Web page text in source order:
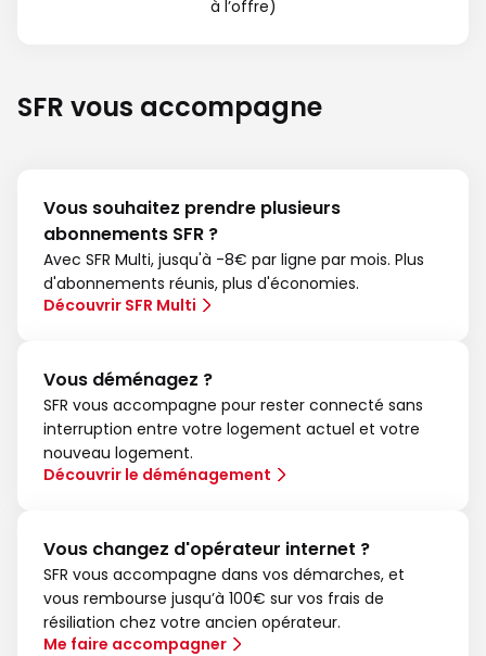
à l’offre)
SFR vous accompagne
Vous souhaitez prendre plusieurs
abonnements SFR ?
Avec SFR Multi, jusqu'à -8€ par ligne par mois. Plus
d'abonnements réunis, plus d'économies.
Découvrir SFR Multi
Vous déménagez ?
SFR vous accompagne pour rester connecté sans
interruption entre votre logement actuel et votre
nouveau logement.
Découvrir le déménagement
Vous changez d'opérateur internet ?
SFR vous accompagne dans vos démarches, et
vous rembourse jusqu’à 100€ sur vos frais de
résiliation chez votre ancien opérateur.
Me faire accompagner